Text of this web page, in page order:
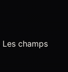
Les champs